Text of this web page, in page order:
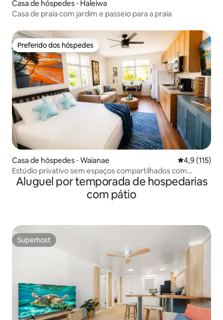
Casa de hóspedes ⋅ Haleiwa
Casa de praia com jardim e passeio para a praia
Preferido dos hóspedes
Preferido dos hóspedes
Casa de hóspedes ⋅ Waianae 4,9 de uma
4,9 (115)
Estúdio privativo sem espaços compartilhados com
entrada própria
Aluguel por temporada de hospedarias
com pátio
Superhost
Superhost